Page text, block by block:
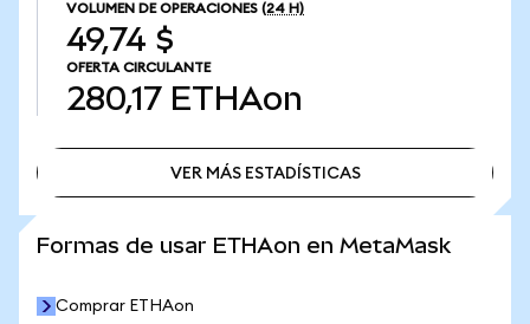
VOLUMEN DE OPERACIONES (24 H)
49,74 $
OFERTA CIRCULANTE
280,17 ETHAon
VER MÁS ESTADÍSTICAS
Formas de usar ETHAon en MetaMask
Comprar ETHAon